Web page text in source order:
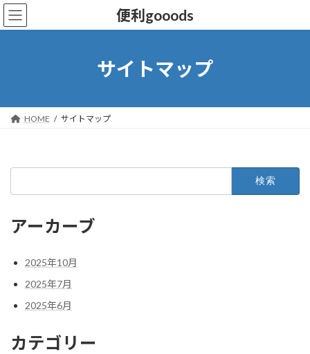
便利gooods
サイトマップ
HOME サイトマップ
アーカーブ
2025年10月
2025年7月
2025年6月
カテゴリー